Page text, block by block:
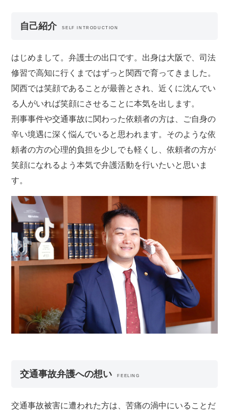
自己紹介 SELF INTRODUCTION
はじめまして。弁護士の出口です。出身は大阪で、司法
修習で高知に行くまではずっと関西で育ってきました。
関西では笑顔であることが最善とされ、近くに沈んでい
る人がいれば笑顔にさせることに本気を出します。
刑事事件や交通事故に関わった依頼者の方は、ご自身の
辛い境遇に深く悩んでいると思われます。そのような依
頼者の方の心理的負担を少しでも軽くし、依頼者の方が
笑顔になれるよう本気で弁護活動を行いたいと思いま
す。
交通事故弁護への想い FEELING
交通事故被害に遭われた方は、苦痛の渦中にいることだ